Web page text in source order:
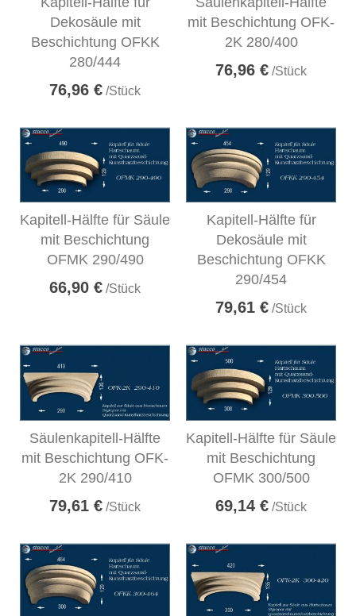
Dekosäule mit
Beschichtung OFKK
280/444
76,96 € /Stück
mit Beschichtung OFK-
2K 280/400
76,96 € /Stück
Kapitell-Hälfte für Säule
mit Beschichtung
OFMK 290/490
66,90 € /Stück
Kapitell-Hälfte für
Dekosäule mit
Beschichtung OFKK
290/454
79,61 € /Stück
Säulenkapitell-Hälfte
mit Beschichtung OFK-
2K 290/410
79,61 € /Stück
Kapitell-Hälfte für Säule
mit Beschichtung
OFMK 300/500
69,14 € /Stück